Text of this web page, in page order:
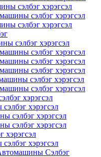
сэлбэг хэрэгсэл
сэлбэг хэрэгсэл
сэлбэг хэрэгсэл
сэлбэг хэрэгсэл
сэлбэг хэрэгсэл
сэлбэг хэрэгсэл
сэлбэг хэрэгсэл
сэлбэг хэрэгсэл
сэлбэг хэрэгсэл
хэрэгсэл
хэрэгсэл
сэлбэг хэрэгсэл
сэлбэг хэрэгсэл
хэрэгсэл
хэрэгсэл
Сэлбэг